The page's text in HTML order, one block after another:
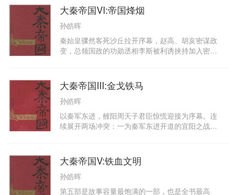
逝，老太子柱（秦孝文王）继位一年又病逝，异人
（秦庄襄王）继位，任用吕不韦为丞相推行新政；
庄襄王在位三年病逝，此前已经迎回的十三岁少子
赵政继位，吕不韦以“相邦”、“仲父”身份与太后共
同摄政；期间吕不韦两次主持交接大局、稳定朝
己，使胡人嫪毐与赵姬私通，赵姬以摄政太后权力
封嫪毐为长信侯，专权淫乱宫闱，蓄谋政变夺位，
酿成秦国历史上的最大丑闻。少年秦始皇与吕不韦
联合，一举铲除嫪毐叛乱势力，贬黜太后回赵国原
籍；秦始皇二十一岁亲政，吕不韦为消弭秦国法制
韦政见严重对立；吕不韦决意公布《吕氏春秋》，
欲以朝野公议决定治国方略；秦王政面临巨大压
力，与青年李斯、王翦、蒙恬等新锐势力结成护法
权力，全力准备东出中原。神秘的鬼谷子门下又有
两位刚学成的新一代名士出山，苏秦、张仪的名字
已经悄悄传到了秦国的公府。
大秦帝国VI:帝国烽烟
孙皓晖
秦始皇骤然客死沙丘拉开序幕，赵高、胡亥密谋政
变，总领国政的功勋丞相李斯被利诱挟持加入密
兄弟被害，胡亥称帝，赵高领政，秦帝国权力倏忽
发生质变。二世集团残杀帝国功臣元勋，铲除皇室
异己势力，推行一系列暴虐昏政，大大激化了秦始
皇时期潜藏的各种社会矛盾。其后陈胜与吴广大起
义爆发，六国旧贵族趁势而起，形成天下反秦的燎
原之势。帝国对农民军作战胜利，但对以六国旧贵
赵高集团一朝覆灭；恢复秦王称号的子婴投降，秦
帝国政权终结。项羽大军将帝国财货掳掠净尽，而
后大火焚烧咸阳宫三月不灭，整个关中成为八百里
大秦帝国III:金戈铁马
孙皓晖
以秦军东进，雒阳周天子君臣惊慌迎接为序幕。连
续展开两场冲突：一为秦军东进开道的宜阳之战，
秘密进入燕国，克难克险，设计迎回在燕国做人质
的少年王子稷；甘茂与魏冉、白起等将士结盟，合
力粉碎公子离的夺位政变，拥立公子稷（秦昭王）
继位；燕国主政大臣乐毅说服燕昭王结好秦国，送
大秦帝国V:铁血文明
孙皓晖
第五部是故事容量最饱满的一部，也是全书最高